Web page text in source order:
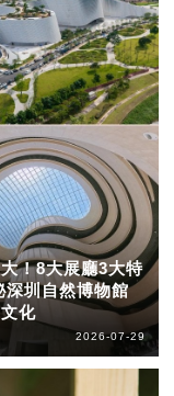
！8大展廳3大特
深圳自然博物館
文化
2026-07-29